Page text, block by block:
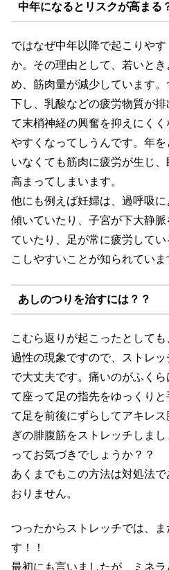
中年になるとリスクが高まる
ではなぜ中年以降で起こりや
か。その理由として、若いと
め、筋肉量が減少しています
下し、乳酸などの疲労物質が
て末梢神経の興奮を抑えにく
やすくなってしうんです。年
いなくても筋肉に疲労が生じ
高まってしまいます。
他にも例えば妊婦は、過呼吸
傾いていたり、子宮が下大静
ていたり、足が常に疲労して
こしやすいことが知られていま
あしのつりを治すには？？
こむら返りが起こったとして
過性の現象ですので、ストレ
で大丈夫です。痛いのがふく
て座って足の指先をゆっくり
て足を前後にずらしてアキレ
ぎの腓腹筋をストレッチしまし
ってお気づきでしょうか？？
あくまでもこの方法は対処法
おりません。
つったからストレッチでは、
す！！
最初にも言いましたが、ミネラ